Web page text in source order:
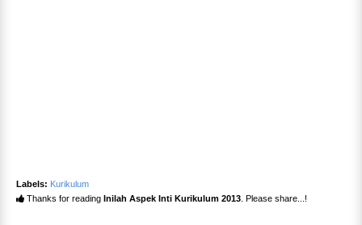
Labels: Kurikulum
Thanks for reading Inilah Aspek Inti Kurikulum 2013. Please share...!